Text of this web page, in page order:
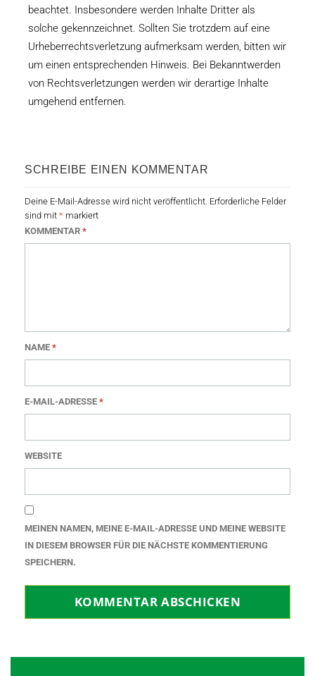
beachtet. Insbesondere werden Inhalte Dritter als
solche gekennzeichnet. Sollten Sie trotzdem auf eine
Urheberrechtsverletzung aufmerksam werden, bitten wir
um einen entsprechenden Hinweis. Bei Bekanntwerden
von Rechtsverletzungen werden wir derartige Inhalte
umgehend entfernen.
SCHREIBE EINEN KOMMENTAR
Deine E-Mail-Adresse wird nicht veröffentlicht. Erforderliche Felder
sind mit * markiert
KOMMENTAR *
NAME *
E-MAIL-ADRESSE *
WEBSITE
MEINEN NAMEN, MEINE E-MAIL-ADRESSE UND MEINE WEBSITE
IN DIESEM BROWSER FÜR DIE NÄCHSTE KOMMENTIERUNG
SPEICHERN.